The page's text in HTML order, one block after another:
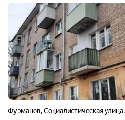
Фурманов,Социалистическая улица,